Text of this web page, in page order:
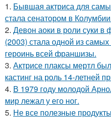
1. Бывшая актриса для
стала сенатором в
2. Девон аоки в роли суки
(2003) стала одной из
героинь всей франшизы.
3. Актрисе плаксы мертл
кастинг на роль 14-летней
4. В 1979 году молодой
мир лежал у его ног.
5. Не все полезные